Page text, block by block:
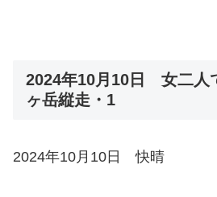
2024年10月10日 女二人
ヶ岳縦走・1
2024年10月10日 快晴